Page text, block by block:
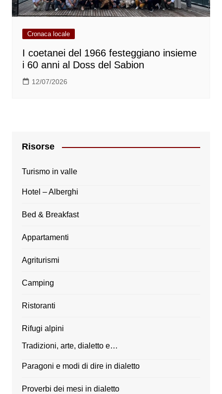
Cronaca locale
I coetanei del 1966 festeggiano insieme
i 60 anni al Doss del Sabion
12/07/2026
Risorse
Turismo in valle
Hotel – Alberghi
Bed & Breakfast
Appartamenti
Agriturismi
Camping
Ristoranti
Rifugi alpini
Tradizioni, arte, dialetto e…
Paragoni e modi di dire in dialetto
Proverbi dei mesi in dialetto